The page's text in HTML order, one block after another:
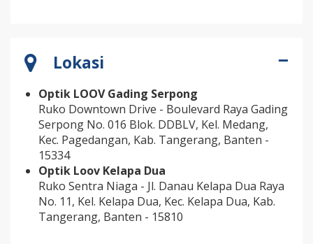
Lokasi
Optik LOOV Gading Serpong
Ruko Downtown Drive - Boulevard Raya Gading
Serpong No. 016 Blok. DDBLV, Kel. Medang,
Kec. Pagedangan, Kab. Tangerang, Banten -
15334
Optik Loov Kelapa Dua
Ruko Sentra Niaga - Jl. Danau Kelapa Dua Raya
No. 11, Kel. Kelapa Dua, Kec. Kelapa Dua, Kab.
Tangerang, Banten - 15810